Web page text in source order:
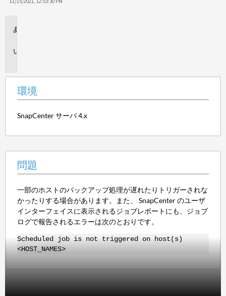
環境
SnapCenter サーバ 4.x
問題
一部のホストのバックアップ処理が遅れたりトリガーされな
かったりする場合があります。また、 SnapCenter のユーザ
インターフェイスに表示されるジョブレポートにも、ジョブ
ログで報告されるエラーは次のとおりです。
Scheduled job is not triggered on host(s)
<HOST_NAMES>